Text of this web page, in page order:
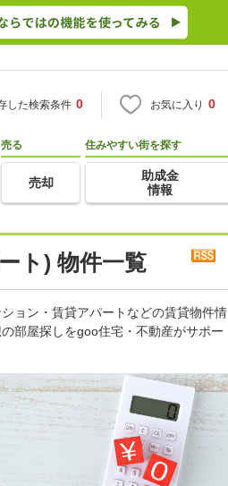
した検索条件 0 お気に入り 0
売る
売却
住みやすい街を探す
助成金
情報
ト) 物件一覧
ョン・賃貸アパートなどの賃貸物件情
部屋探しをgoo住宅・不動産がサポー